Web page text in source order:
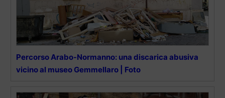
Percorso Arabo-Normanno: una discarica abusiva
vicino al museo Gemmellaro | Foto